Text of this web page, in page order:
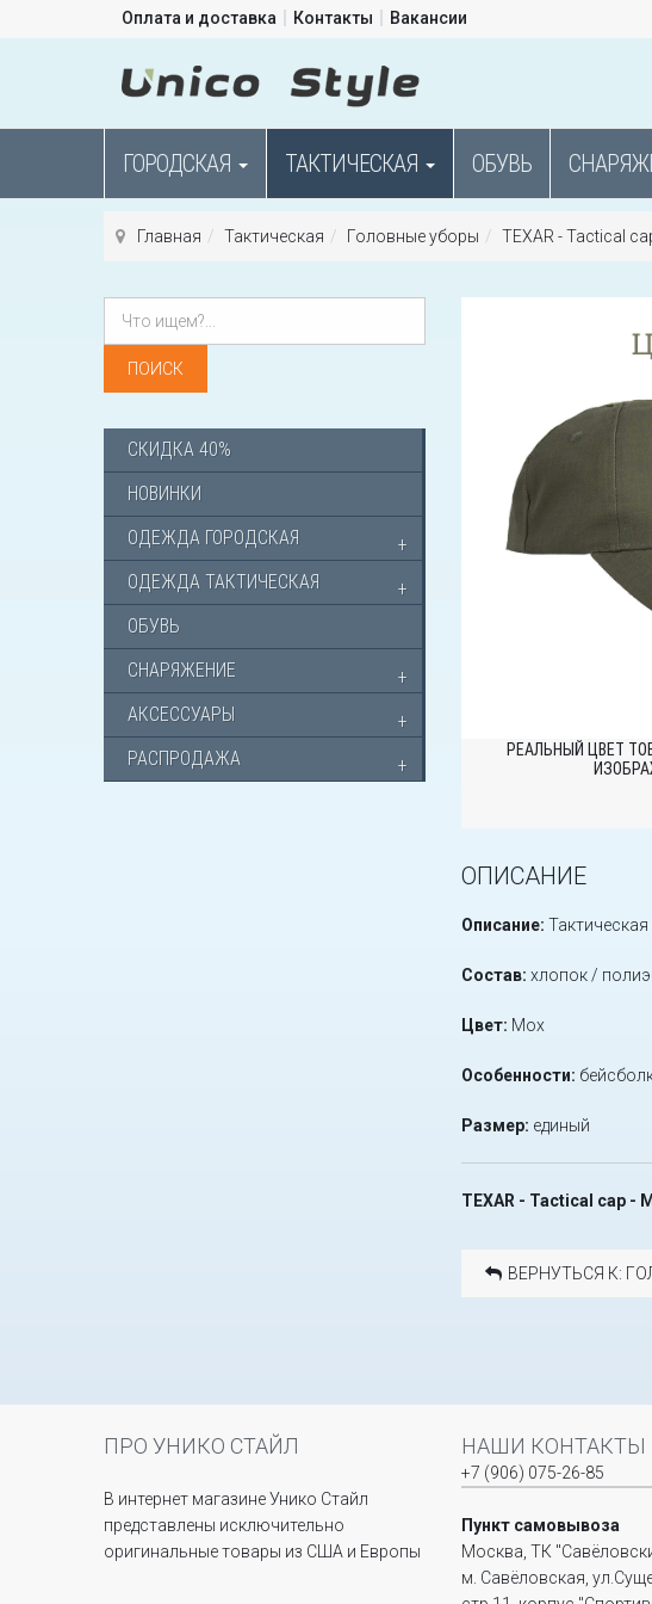
Оплата и доставка Контакты Вакансии
ГОРОДСКАЯ ТАКТИЧЕСКАЯ ОБУВЬ
Главная Тактическая Головные уборы TEXAR - Tactical
РЕАЛЬНЫЙ ЦВЕТ
ОПИСАНИЕ
Описание:
Состав: хлопок /
Цвет: Мох
Особенности:
Размер: единый
TEXAR - Tactical cap -
ВЕРНУТЬСЯ К:
СКИДКА 40%
НОВИНКИ
ОДЕЖДА ГОРОДСКАЯ
ОДЕЖДА ТАКТИЧЕСКАЯ
ОБУВЬ
СНАРЯЖЕНИЕ
АКСЕССУАРЫ
РАСПРОДАЖА
ПРО УНИКО СТАЙЛ
В интернет магазине Унико Стайл
представлены исключительно
оригинальные товары из США и Европы
НАШИ КОНТАКТЫ
+7 (906) 075-26-85
Пункт самовывоза
Москва, ТК
м. Савёловская,